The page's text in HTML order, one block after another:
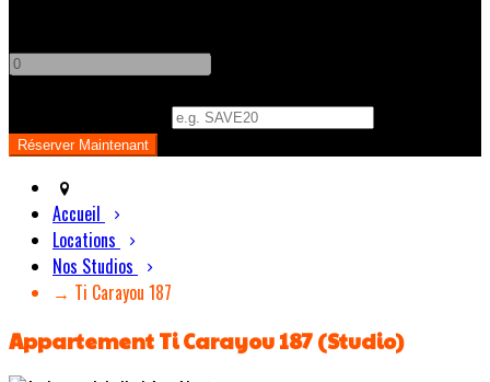
Accueil
Locations
Nos Studios
→ Ti Carayou 187
Appartement Ti Carayou 187 (Studio)